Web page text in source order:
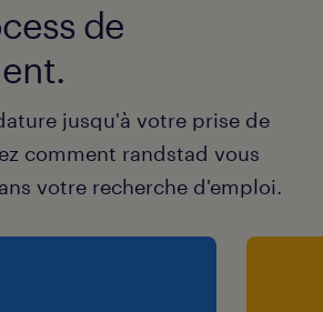
de
jusqu'à votre prise de
comment randstad vous
votre recherche d'emploi.